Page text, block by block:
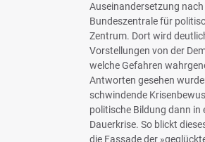
Auseinandersetzung
Bundeszentrale für
Zentrum. Dort wird
Vorstellungen von der
welche Gefahren
Antworten gesehen
schwindende
politische Bildung dann in
Dauerkrise. So blickt
die Fassade der